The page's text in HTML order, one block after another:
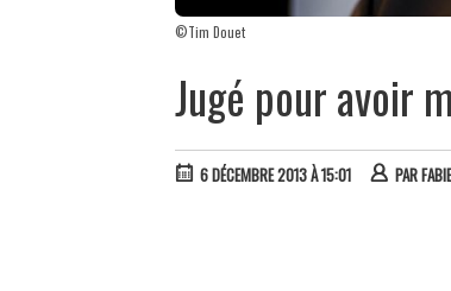
©Tim Douet
Jugé pour avoir
6 DÉCEMBRE 2013 À 15:01 PAR